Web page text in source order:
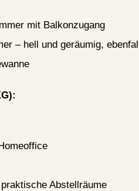
mit Balkonzugang
– hell und geräumig,
Abstellräume